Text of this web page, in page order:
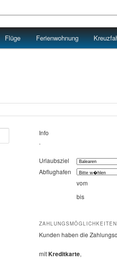
Flüge Ferienwohnung
Info
.
Urlaubsziel
Abflughafen
vom
bis
Kunden haben die
mitKreditkarte,